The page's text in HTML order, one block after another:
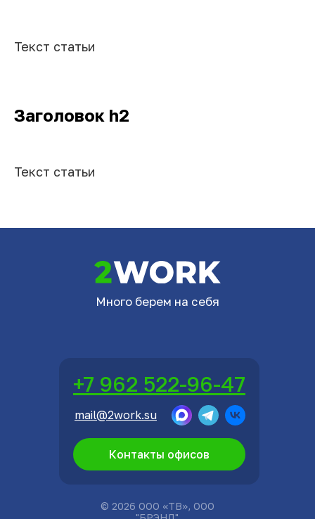
Текст статьи
Заголовок h2
Текст статьи
© 2026 ООО «ТВ», ООО
Много берем на себя
+7 962 522-96-47
mail@2work.su
Контакты офисов